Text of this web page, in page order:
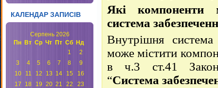
КАЛЕНДАР ЗАПИСІВ
Серпень 2026
Пн
Вт Ср Чт Пт Сб Нд
1
2
3
4 5 6 7 8
9
10
11 12 13 14 15
16
17
18 19 20 21 22
23
Які компоненти
система
Внутрішня система
може містити
в ч.3 ст.41
“Система